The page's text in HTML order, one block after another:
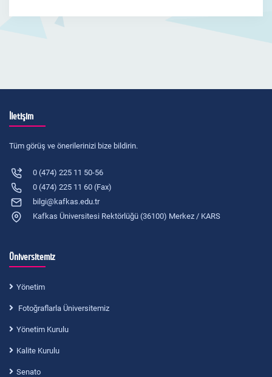
İletişim
Tüm görüş ve önerilerinizi bize bildirin.
0 (474) 225 11 50-56
0 (474) 225 11 60 (Fax)
bilgi@kafkas.edu.tr
Kafkas Üniversitesi Rektörlüğü (36100) Merkez / KARS
Üniversitemiz
Yönetim
Fotoğraflarla Üniversitemiz
Yönetim Kurulu
Kalite Kurulu
Senato